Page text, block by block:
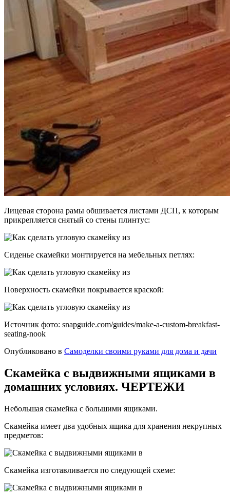
Лицевая сторона рамы обшивается листами ДСП, к которым
прикрепляется снятый со стены плинтус:
Сиденье скамейки монтируется на мебельных петлях:
Поверхность скамейки покрывается краской:
Источник фото: snapguide.com/guides/make-a-custom-breakfast-
seating-nook
Опубликовано в Самоделки своими руками для дома и дачи
Скамейка с выдвижными ящиками в
домашних условиях. ЧЕРТЕЖИ
Небольшая скамейка с большими ящиками.
Скамейка имеет два удобных ящика для хранения некрупных
предметов:
Скамейка изготавливается по следующей схеме: